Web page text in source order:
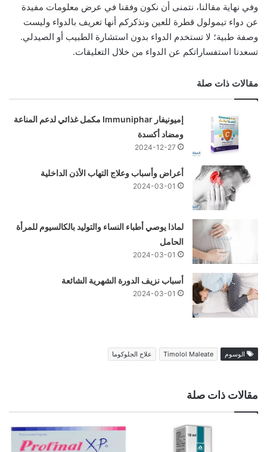
وفي نهاية مقالنا، نتمنى أن نكون وفقنا في عرض معلومات مفيدة
عن دواء تيمولول قطرة للعين ونذكركم أنها تعريف بالدواء وليست
وصفة طبية؛ لا تستخدم الدواء بدون استشارة الطبيب أو الصيدلي.
تسعدنا استفساراتكم عن الدواء من خلال التعليقات.
مقالات ذات صلة
إميونيفار Immuniphar مكمل غذائي لدعم المناعة
ومضاد أكسدة
2024-12-27
أعراض وأسباب وعلاج التهاب الأذن الداخلية
2024-03-01
لماذا يوصي أطباء النساء والتوليد بالكالسيوم للمرأة
الحامل
2024-03-01
أسباب نزيف الدورة الشهرية الشائعة
2024-03-01
الوسوم Timolol Maleate علاج الجلوكوما
مقالات ذات صلة